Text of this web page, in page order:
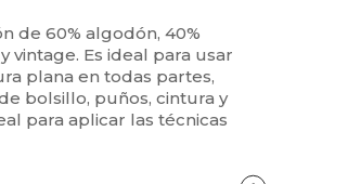
de 60% algodón, 40%
Es ideal para usar
plana en todas partes,
bolsillo, puños, cintura y
para aplicar las técnicas